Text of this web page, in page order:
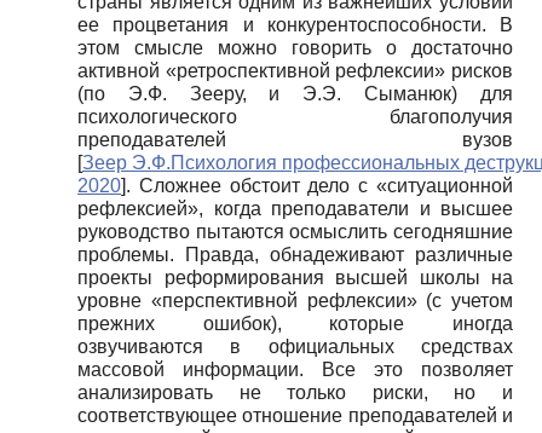
ее процветания и конкурентоспособности. В
этом смысле можно говорить о достаточно
активной «ретроспективной рефлексии» рисков
(по Э.Ф. Зееру, и Э.Э. Сыманюк) для
психологического благополучия
преподавателей вузов
[Зеер Э.Ф.Психология профессиональных
2020]. Сложнее обстоит дело с «ситуационной
рефлексией», когда преподаватели и высшее
руководство пытаются осмыслить сегодняшние
проблемы. Правда, обнадеживают различные
проекты реформирования высшей школы на
уровне «перспективной рефлексии» (с учетом
прежних ошибок), которые иногда
озвучиваются в официальных средствах
массовой информации. Все это позволяет
анализировать не только риски, но и
соответствующее отношение преподавателей и